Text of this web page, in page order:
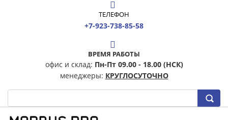
ТЕЛЕФОН
+7-923-738-85-58
ВРЕМЯ РАБОТЫ
офис и склад: Пн-Пт 09.00 - 18.00 (НСК)
менеджеры: КРУГЛОСУТОЧНО